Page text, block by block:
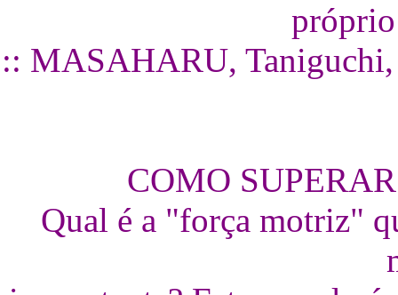
:: MASAHARU,
COMO
Qual é a "força motriz"